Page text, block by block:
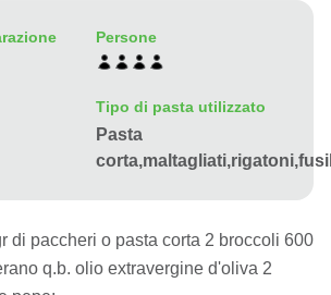
Persone
Tipo di pasta utilizzato
Pasta
di paccheri o pasta corta 2 broccoli 600
q.b. olio extravergine d'oliva 2